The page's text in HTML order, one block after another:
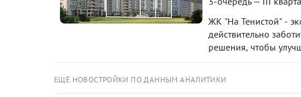
ЖК "На Тенистой" -
действительно
решения, чтобы
ЕЩЁ НОВОСТРОЙКИ ПО ДАННЫМ АНАЛИТИКИ